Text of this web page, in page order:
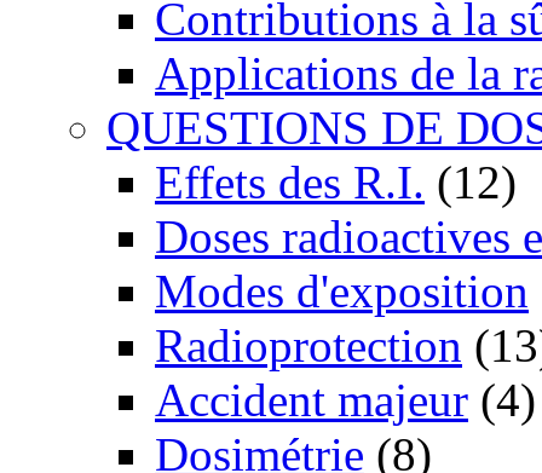
Contributions à la
Applications de la
QUESTIONS DE
Effets des R.I. (12)
Doses radioactives
Modes d'exposition
Radioprotection
Accident majeur (4)
Dosimétrie (8)